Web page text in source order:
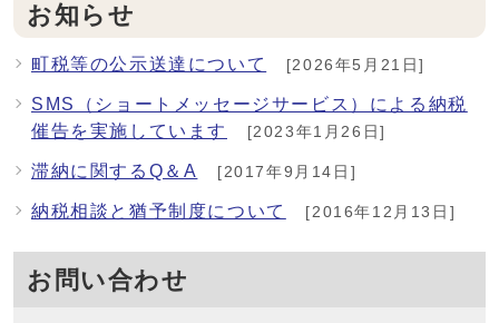
お知らせ
町税等の公示送達について [2026年5月21日]
SMS（ショートメッセージサービス）による納税
催告を実施しています
[2023年1月26日]
滞納に関するQ＆A [2017年9月14日]
納税相談と猶予制度について [2016年12月13日]
お問い合わせ